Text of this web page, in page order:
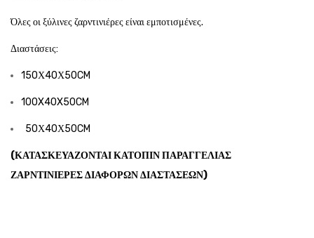
Όλες οι ξύλινες ζαρντινιέρες είναι εμποτισμένες.
Διαστάσεις:
150Χ40Χ50CM
100X40X50CM
50Χ40Χ50CM
(ΚΑΤΑΣΚΕΥΑΖΟΝΤΑΙ ΚΑΤΟΠΙΝ ΠΑΡΑΓΓΕΛΙΑΣ
ΖΑΡΝΤΙΝΙΕΡΕΣ ΔΙΑΦΟΡΩΝ ΔΙΑΣΤΑΣΕΩΝ)